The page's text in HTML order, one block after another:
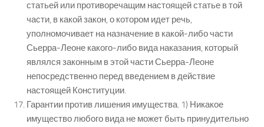
статьей или противоречащим настоящей статье в той
части, в какой закон, о котором идет речь,
уполномочивает на назначение в какой-либо части
Сьерра-Леоне какого-либо вида наказания, который
являлся законным в этой части Сьерра-Леоне
непосредственно перед введением в действие
настоящей Конституции.
Гарантии против лишения имущества. 1) Никакое
имущество любого вида не может быть принудительно